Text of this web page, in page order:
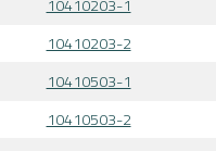
10410203-1
10410203-2
10410503-1
10410503-2